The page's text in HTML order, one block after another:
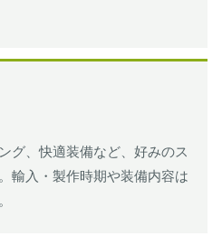
グ、快適装備など、好みのス
輸入・製作時期や装備内容は